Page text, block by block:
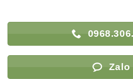
Zalo